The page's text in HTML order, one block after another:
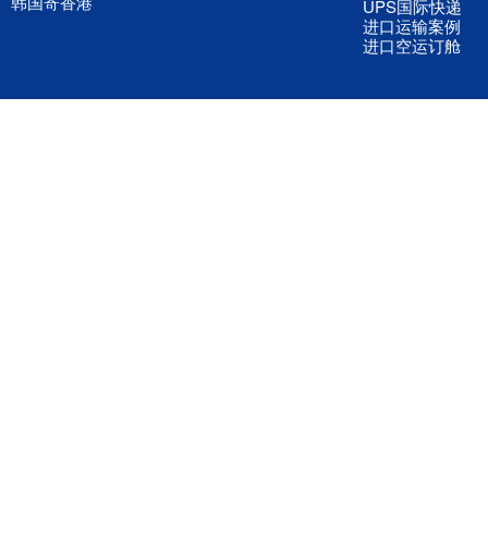
UPS国际快递
进口运输案例
进口空运订舱